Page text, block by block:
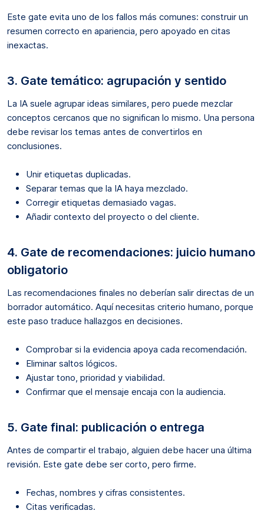
Este gate evita uno de los fallos más comunes: construir un
resumen correcto en apariencia, pero apoyado en citas
inexactas.
3. Gate temático: agrupación y sentido
La IA suele agrupar ideas similares, pero puede mezclar
conceptos cercanos que no significan lo mismo. Una persona
debe revisar los temas antes de convertirlos en
conclusiones.
Unir etiquetas duplicadas.
Separar temas que la IA haya mezclado.
Corregir etiquetas demasiado vagas.
Añadir contexto del proyecto o del cliente.
4. Gate de recomendaciones: juicio humano
obligatorio
Las recomendaciones finales no deberían salir directas de un
borrador automático. Aquí necesitas criterio humano, porque
este paso traduce hallazgos en decisiones.
Comprobar si la evidencia apoya cada recomendación.
Eliminar saltos lógicos.
Ajustar tono, prioridad y viabilidad.
Confirmar que el mensaje encaja con la audiencia.
5. Gate final: publicación o entrega
Antes de compartir el trabajo, alguien debe hacer una última
revisión. Este gate debe ser corto, pero firme.
Fechas, nombres y cifras consistentes.
Citas verificadas.